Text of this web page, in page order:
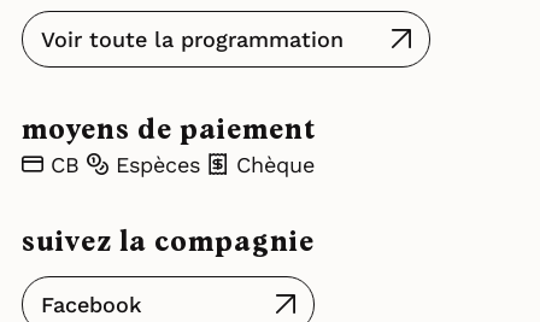
Voir toute la programmation
moyens de paiement
CB Espèces Chèque
suivez la compagnie
Facebook